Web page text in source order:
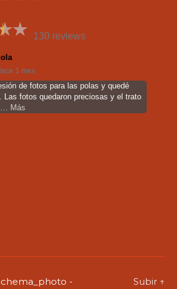
130 reviews
1 mes
de fotos para las polas y quedé
Las fotos quedaron preciosas y el trato
… Más
-
Subir ↑